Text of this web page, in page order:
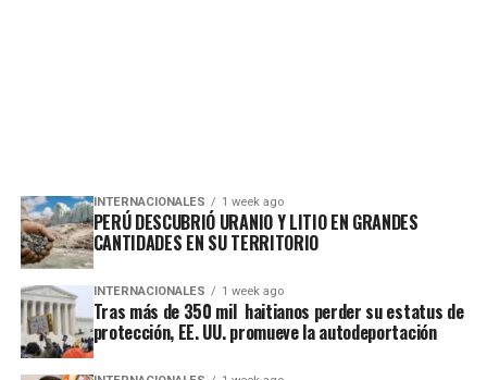
INTERNACIONALES 1 week ago
PERÚ DESCUBRIÓ URANIO Y LITIO EN GRANDES
CANTIDADES EN SU TERRITORIO
INTERNACIONALES 1 week ago
Tras más de 350 mil haitianos perder su estatus de
protección, EE. UU. promueve la autodeportación